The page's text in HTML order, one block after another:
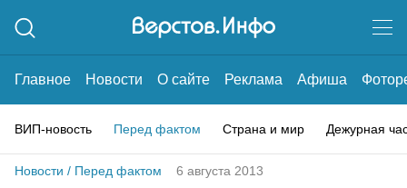
Главное Новости О сайте Реклама Афиша
ВИП-новость Перед фактом Страна и мир Дежурная
Новости / Перед фактом 6 августа 2013